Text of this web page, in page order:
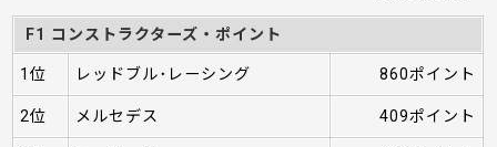
F1 コンストラクターズ・ポイント
1位 レッドブル･レーシング 860ポイント
2位 メルセデス 409ポイント